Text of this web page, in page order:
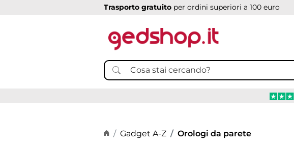
Trasporto gratuito per ordini superiori a 100 euro
Home page
Gadget A-Z Orologi da parete